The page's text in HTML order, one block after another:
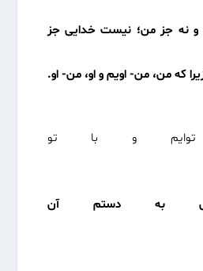
نه جز من؛ نیست خدایی جز
که من، من- اویم و او، من- او.
و با تو
به دستم آن
از دریا